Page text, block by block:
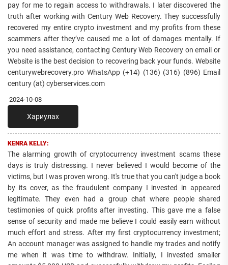
pay for me to regain access to withdrawals. I later discovered the
truth after working with Century Web Recovery. They successfully
recovered my entire crypto investment and my profits from these
scammers after they’ve caused me a lot of damages mentally. If
you need assistance, contacting Century Web Recovery on email or
Website is the best decision to recovering back your funds. Website
centurywebrecovery.pro WhatsApp (+14) (136) (316) (896) Email
century (at) cyberservices.com
2024-10-08
Хариулах
KENRA KELLY:
The alarming growth of cryptocurrency investment scams these
days is truly distressing. I never believed I would become of the
victims, but I was proven wrong. It's true that you can't judge a book
by its cover, as the fraudulent company I invested in appeared
legitimate. They even had a group chat where people shared
testimonies of quick profits after investing. This gave me a false
sense of security and made me believe I could easily earn without
much effort and stress. After my first cryptocurrency investment;
An account manager was assigned to handle my trades and notify
me when it was time to withdraw. Initially, I invested smaller